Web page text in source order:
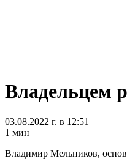
Владельцем
1 мин
H&M.